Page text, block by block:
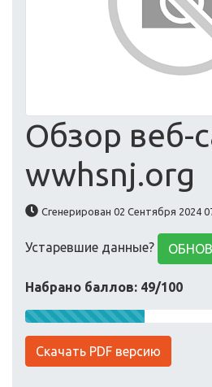
Обзор веб-
wwhsnj.org
Сгенерирован 02 Сентября 2024
Устаревшие данные?
Набрано баллов: 49/100
Скачать PDF версию